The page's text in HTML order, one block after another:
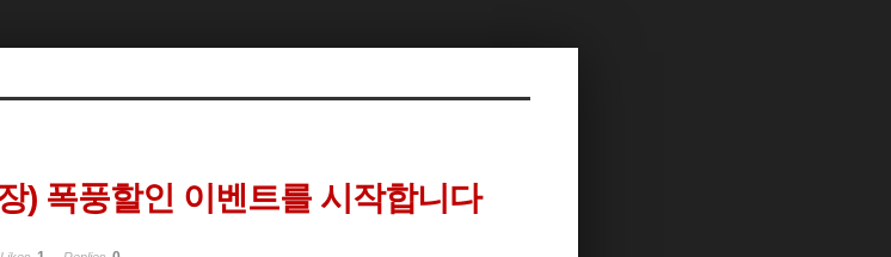
) 폭풍할인 이벤트를 시작합니다